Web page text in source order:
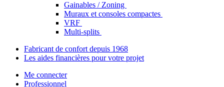
Gainables / Zoning
Muraux et consoles compactes
VRF
Multi-splits
Fabricant de confort depuis 1968
Les aides financières pour votre projet
Me connecter
Professionnel